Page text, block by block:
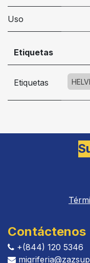
Uso
Etiquetas
Etiquetas
Contáctenos
+(844) 120 5346
migriferia